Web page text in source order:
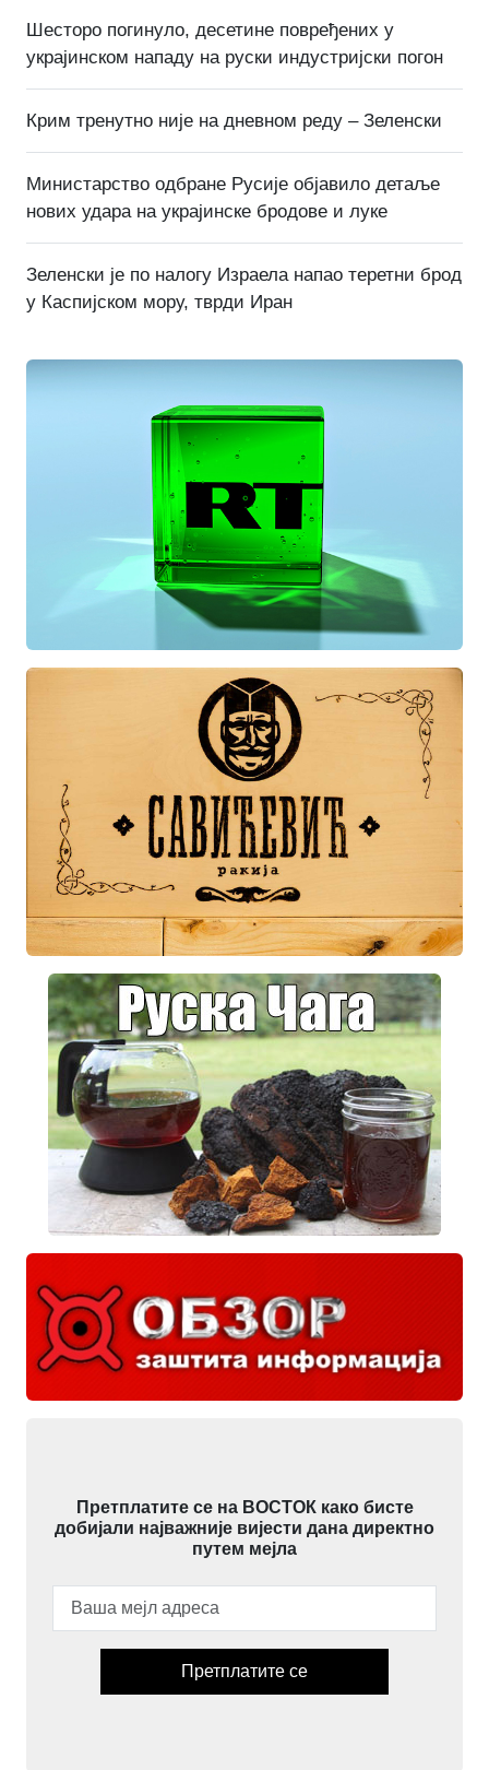
Шесторо погинуло, десетине повређених у
украјинском нападу на руски индустријски погон
Крим тренутно није на дневном реду – Зеленски
Министарство одбране Русије објавило детаље
нових удара на украјинске бродове и луке
Зеленски је по налогу Израела напао теретни брод
у Каспијском мору, тврди Иран
Претплатите се на ВОСТОК како бисте
добијали најважније вијести дана директно
путем мејла
Претплатите се